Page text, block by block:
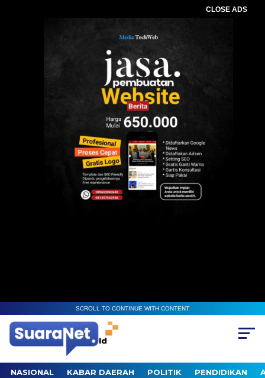
CLOSE ADS
SCROLL TO CONTINUE WITH CONTENT
NASIONAL KABAR DAERAH POLITIK PENDIDIKAN